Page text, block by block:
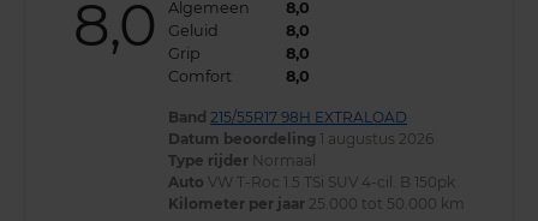
8,0 Algemeen
8,0
Geluid
8,0
Grip
8,0
Comfort
8,0
Band 215/55R17 98H EXTRALOAD
Datum beoordeling 1 augustus 2026
Type rijder Normaal
Auto VW T-Roc 1.5 TSi SUV 4-cil. B 150pk
Kilometer per jaar 25.000 tot 50.000 km